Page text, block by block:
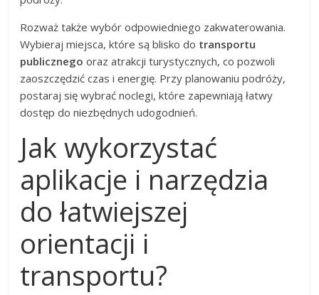
Rozważ także wybór odpowiedniego zakwaterowania.
Wybieraj miejsca, które są blisko do transportu
publicznego oraz atrakcji turystycznych, co pozwoli
zaoszczędzić czas i energię. Przy planowaniu podróży,
postaraj się wybrać noclegi, które zapewniają łatwy
dostęp do niezbędnych udogodnień.
Jak wykorzystać
aplikacje i narzędzia
do łatwiejszej
orientacji i
transportu?